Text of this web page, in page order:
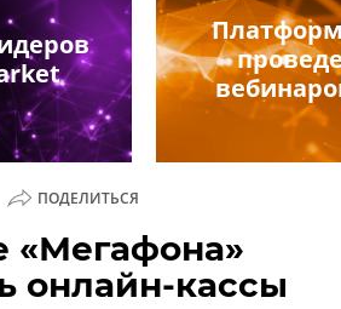
ПОДЕЛИТЬСЯ
«Мегафона»
онлайн-кассы